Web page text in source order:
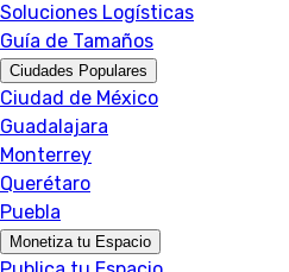
Soluciones Logísticas
Guía de Tamaños
Ciudades Populares
Ciudad de México
Guadalajara
Monterrey
Querétaro
Puebla
Monetiza tu Espacio